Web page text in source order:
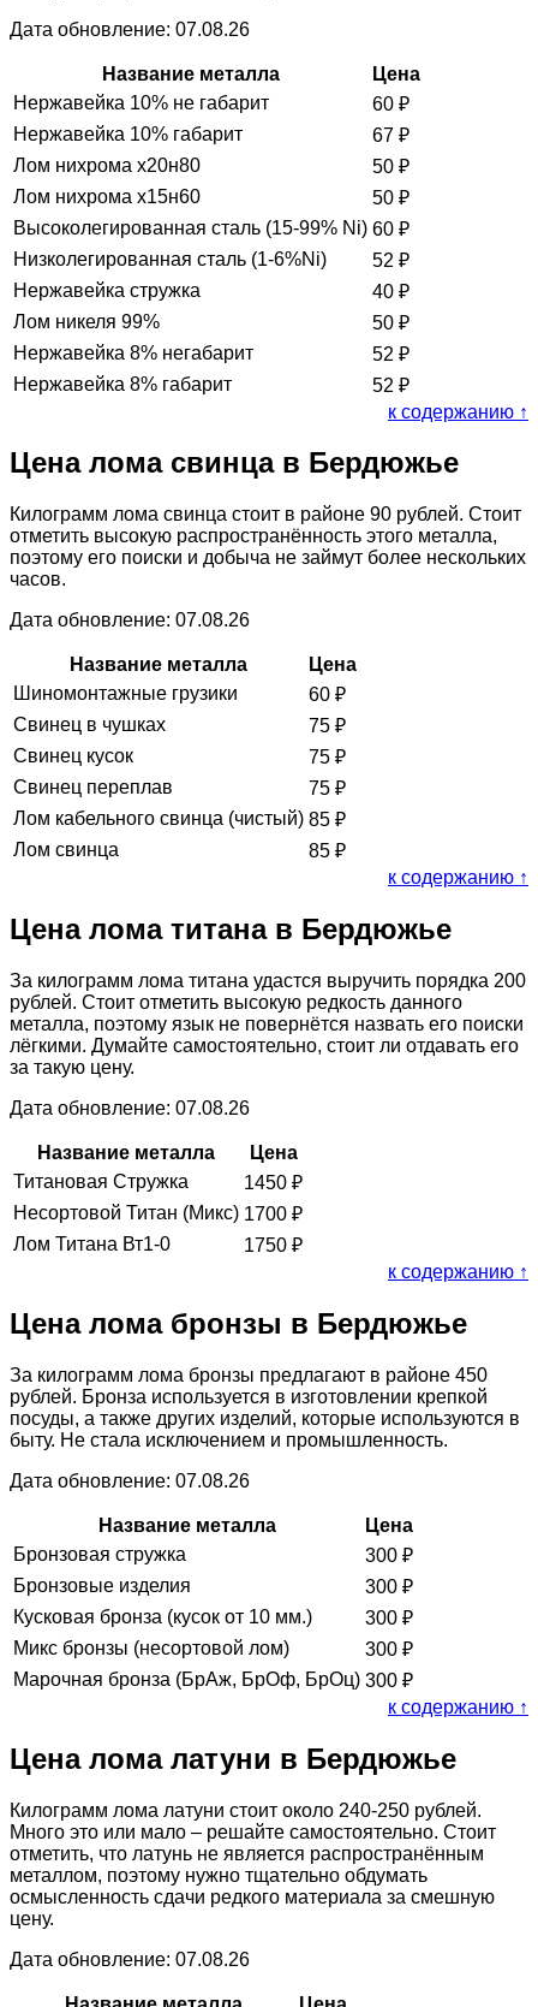
Дата обновление: 07.08.26
Название металла
Цена
Нержавейка 10% не габарит
60 ₽
Нержавейка 10% габарит
67 ₽
Лом нихрома х20н80
50 ₽
Лом нихрома х15н60
50 ₽
Высоколегированная сталь (15-99% Ni) 60 ₽
Низколегированная сталь (1-6%Ni)
52 ₽
Нержавейка стружка
40 ₽
Лом никеля 99%
50 ₽
Нержавейка 8% негабарит
52 ₽
Нержавейка 8% габарит
52 ₽
к содержанию ↑
Цена лома свинца в Бердюжье
Килограмм лома свинца стоит в районе 90 рублей. Стоит
отметить высокую распространённость этого металла,
поэтому его поиски и добыча не займут более нескольких
часов.
Дата обновление: 07.08.26
Название металла
Цена
Шиномонтажные грузики
60 ₽
Свинец в чушках
75 ₽
Свинец кусок
75 ₽
Свинец переплав
75 ₽
Лом кабельного свинца (чистый) 85 ₽
Лом свинца
85 ₽
к содержанию ↑
Цена лома титана в Бердюжье
За килограмм лома титана удастся выручить порядка 200
рублей. Стоит отметить высокую редкость данного
металла, поэтому язык не повернётся назвать его поиски
лёгкими. Думайте самостоятельно, стоит ли отдавать его
за такую цену.
Дата обновление: 07.08.26
Название металла
Цена
Титановая Стружка
1450 ₽
Несортовой Титан (Микс) 1700 ₽
Лом Титана Вт1-0
1750 ₽
к содержанию ↑
Цена лома бронзы в Бердюжье
За килограмм лома бронзы предлагают в районе 450
рублей. Бронза используется в изготовлении крепкой
посуды, а также других изделий, которые используются в
быту. Не стала исключением и промышленность.
Дата обновление: 07.08.26
Название металла
Цена
Бронзовая стружка
300 ₽
Бронзовые изделия
300 ₽
Кусковая бронза (кусок от 10 мм.)
300 ₽
Микс бронзы (несортовой лом)
300 ₽
Марочная бронза (БрАж, БрОф, БрОц) 300 ₽
к содержанию ↑
Цена лома латуни в Бердюжье
Килограмм лома латуни стоит около 240-250 рублей.
Много это или мало – решайте самостоятельно. Стоит
отметить, что латунь не является распространённым
металлом, поэтому нужно тщательно обдумать
осмысленность сдачи редкого материала за смешную
цену.
Дата обновление: 07.08.26